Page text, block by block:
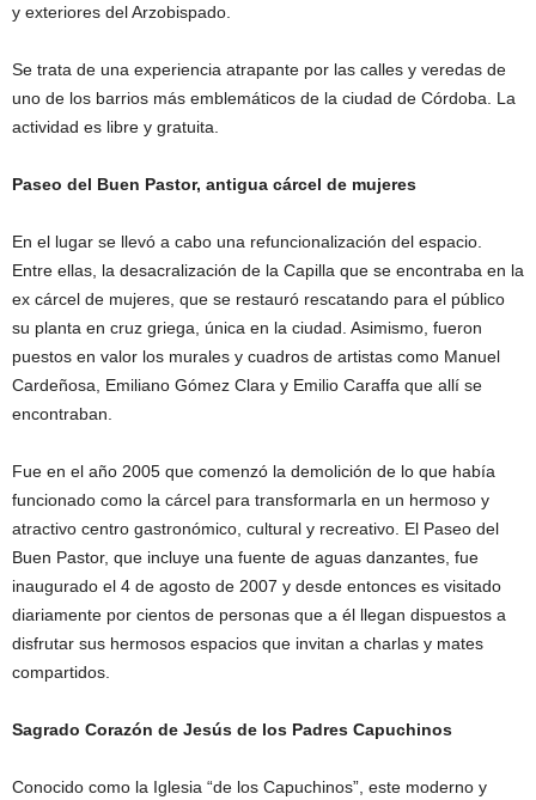
y exteriores del Arzobispado.
Se trata de una experiencia atrapante por las calles y veredas de
uno de los barrios más emblemáticos de la ciudad de Córdoba. La
actividad es libre y gratuita.
Paseo del Buen Pastor, antigua cárcel de mujeres
En el lugar se llevó a cabo una refuncionalización del espacio.
Entre ellas, la desacralización de la Capilla que se encontraba en la
ex cárcel de mujeres, que se restauró rescatando para el público
su planta en cruz griega, única en la ciudad. Asimismo, fueron
puestos en valor los murales y cuadros de artistas como Manuel
Cardeñosa, Emiliano Gómez Clara y Emilio Caraffa que allí se
encontraban.
Fue en el año 2005 que comenzó la demolición de lo que había
funcionado como la cárcel para transformarla en un hermoso y
atractivo centro gastronómico, cultural y recreativo. El Paseo del
Buen Pastor, que incluye una fuente de aguas danzantes, fue
inaugurado el 4 de agosto de 2007 y desde entonces es visitado
diariamente por cientos de personas que a él llegan dispuestos a
disfrutar sus hermosos espacios que invitan a charlas y mates
compartidos.
Sagrado Corazón de Jesús de los Padres Capuchinos
Conocido como la Iglesia “de los Capuchinos”, este moderno y